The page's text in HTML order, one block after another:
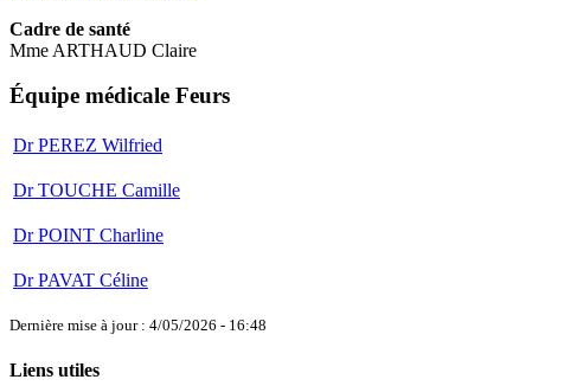
Cadre de santé
Mme ARTHAUD Claire
Équipe médicale Feurs
Dr PEREZ Wilfried
Dr TOUCHE Camille
Dr POINT Charline
Dr PAVAT Céline
Dernière mise à jour : 4/05/2026 - 16:48
Liens utiles